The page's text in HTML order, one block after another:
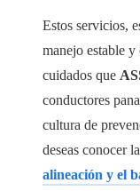
Estos servicios,
manejo estable
cuidados que
conductores
cultura de
deseas conocer la
alineación y el